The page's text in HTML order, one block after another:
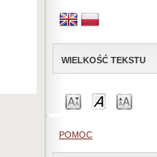
WIELKOŚĆ TEKSTU
POMOC